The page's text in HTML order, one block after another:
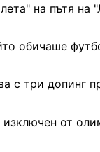
на пътя
обичаше
с три допинг
от